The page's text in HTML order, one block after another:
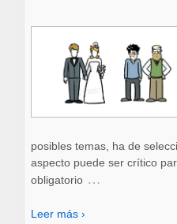
posibles temas, ha de
aspecto puede ser crítico
obligatorio …
Leer más ›